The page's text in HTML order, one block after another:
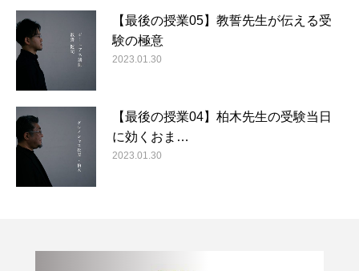
【最後の授業05】教誓先生が伝える受
験の極意
2023.01.30
【最後の授業04】柏木先生の受験当日
に効くおま…
2023.01.30